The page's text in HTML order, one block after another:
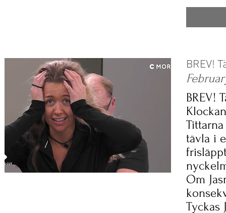
BREV!
BREV!
tävla i
Om
Tyckas